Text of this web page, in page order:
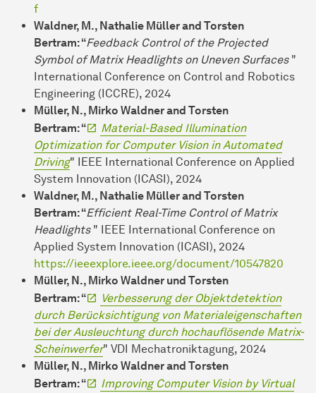
f
Waldner, M., Nathalie Müller and Torsten
Bertram: “Feedback Control of the Projected
Symbol of Matrix Headlights on Uneven Surfaces "
International Conference on Control and Robotics
Engineering (ICCRE), 2024
Müller, N., Mirko Waldner and Torsten
Bertram: “
Material-Based Illumination
Optimization for Computer Vision in Automated
Driving" IEEE International Conference on Applied
System Innovation (ICASI), 2024
Waldner, M., Nathalie Müller and Torsten
Bertram: “Efficient Real-Time Control of Matrix
Headlights " IEEE International Conference on
Applied System Innovation (ICASI), 2024
https://ieeexplore.ieee.org/document/10547820
Müller, N., Mirko Waldner und Torsten
Bertram: “
Verbesserung der Objektdetektion
durch Berücksichtigung von Materialeigenschaften
bei der Ausleuchtung durch hochauflösende Matrix-
Scheinwerfer" VDI Mechatroniktagung, 2024
Müller, N., Mirko Waldner and Torsten
Bertram: “
Improving Computer Vision by Virtual